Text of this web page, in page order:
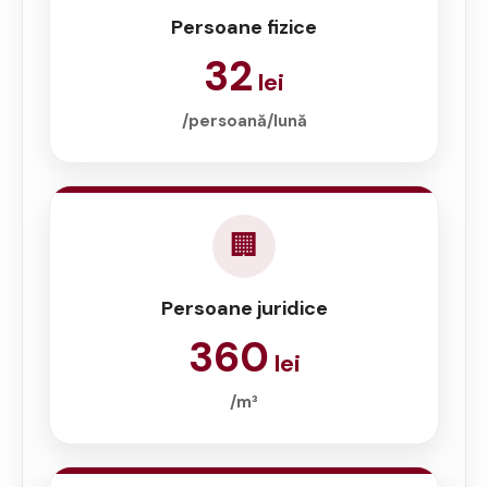
Persoane fizice
32 lei
/persoană/lună
🏢
Persoane juridice
360 lei
/m³